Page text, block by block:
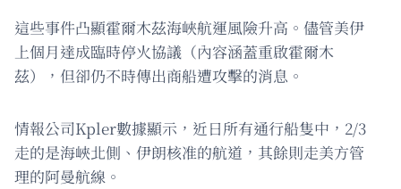
這些事件凸顯霍爾木茲海峽航運風險升高。儘管美伊
上個月達成臨時停火協議（內容涵蓋重啟霍爾木
茲），但卻仍不時傳出商船遭攻擊的消息。
情報公司Kpler數據顯示，近日所有通行船隻中，2/3
走的是海峽北側、伊朗核准的航道，其餘則走美方管
理的阿曼航線。